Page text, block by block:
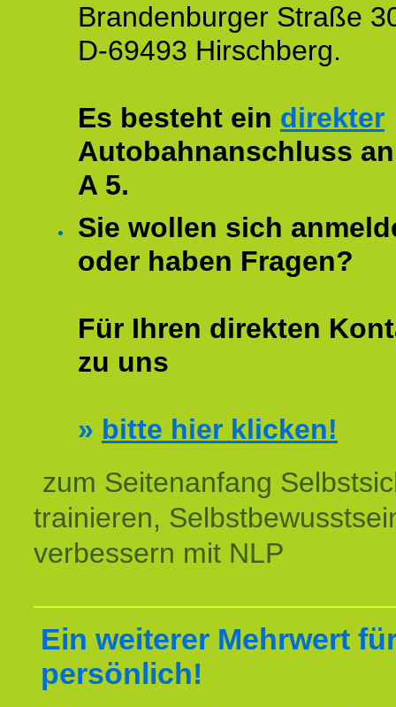
Brandenburger Straße
D-69493 Hirschberg.
Es besteht ein direkter
Autobahnanschluss
A 5.
Sie wollen sich
oder haben Fragen?
Für Ihren direkten
zu uns
» bitte hier klicken!
zum Seitenanfang
trainieren,
verbessern mit NLP
Ein weiterer Mehrwert
persönlich!